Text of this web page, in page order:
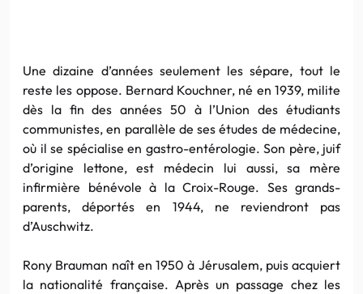
Une dizaine d’années seulement les sépare, tout le
reste les oppose. Bernard Kouchner, né en 1939, milite
dès la fin des années 50 à l’Union des étudiants
communistes, en parallèle de ses études de médecine,
où il se spécialise en gastro-entérologie. Son père, juif
d’origine lettone, est médecin lui aussi, sa mère
infirmière bénévole à la Croix-Rouge. Ses grands-
parents, déportés en 1944, ne reviendront pas
d’Auschwitz.
Rony Brauman naît en 1950 à Jérusalem, puis acquiert
la nationalité française. Après un passage chez les